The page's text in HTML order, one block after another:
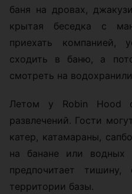
баня на дровах,
крытая беседка с
приехать компанией,
сходить в баню, а
смотреть на
Летом у Robin Hood
развлечений. Гости
катер, катамараны,
на банане или водных
предпочитает
территории базы.